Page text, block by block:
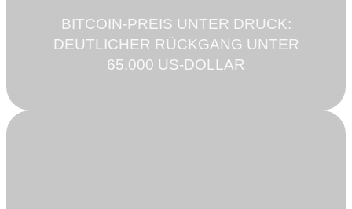
BITCOIN-PREIS UNTER DRUCK:
DEUTLICHER RÜCKGANG UNTER
65.000 US-DOLLAR